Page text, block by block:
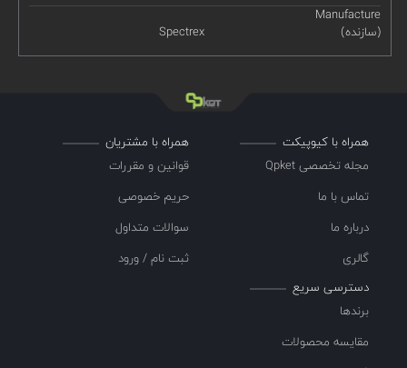
Manufacture
(سازنده)
Spectrex
همراه با کیوپیکت
مجله تخصصی Qpket
تماس با ما
درباره ما
گالری
همراه با مشتریان
قوانین و مقررات
حریم خصوصی
سوالات متداول
ثبت نام / ورود
دسترسی سریع
برندها
مقایسه محصولات